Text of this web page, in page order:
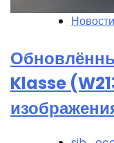
Klasse